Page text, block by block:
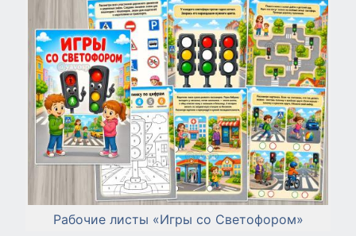
Рабочие листы «Игры со Светофором»